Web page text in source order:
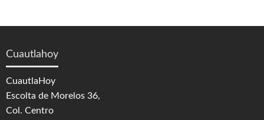
Cuautlahoy
CuautlaHoy
Escolta de Morelos 36,
Col. Centro